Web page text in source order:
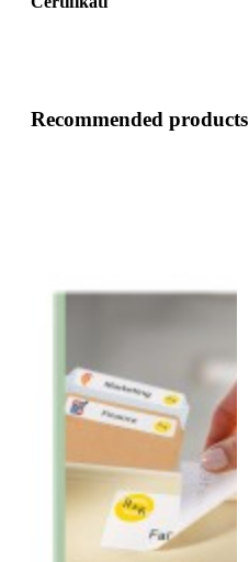
Recommended products